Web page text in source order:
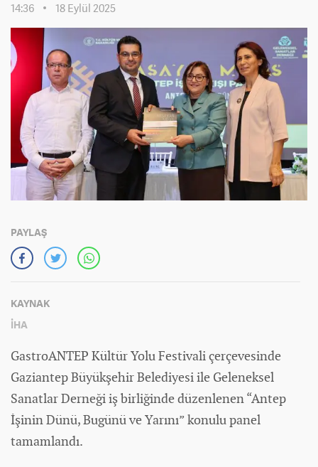
14:36 18 Eylül 2025
PAYLAŞ
KAYNAK
İHA
GastroANTEP Kültür Yolu Festivali çerçevesinde
Gaziantep Büyükşehir Belediyesi ile Geleneksel
Sanatlar Derneği iş birliğinde düzenlenen “Antep
İşinin Dünü, Bugünü ve Yarını” konulu panel
tamamlandı.